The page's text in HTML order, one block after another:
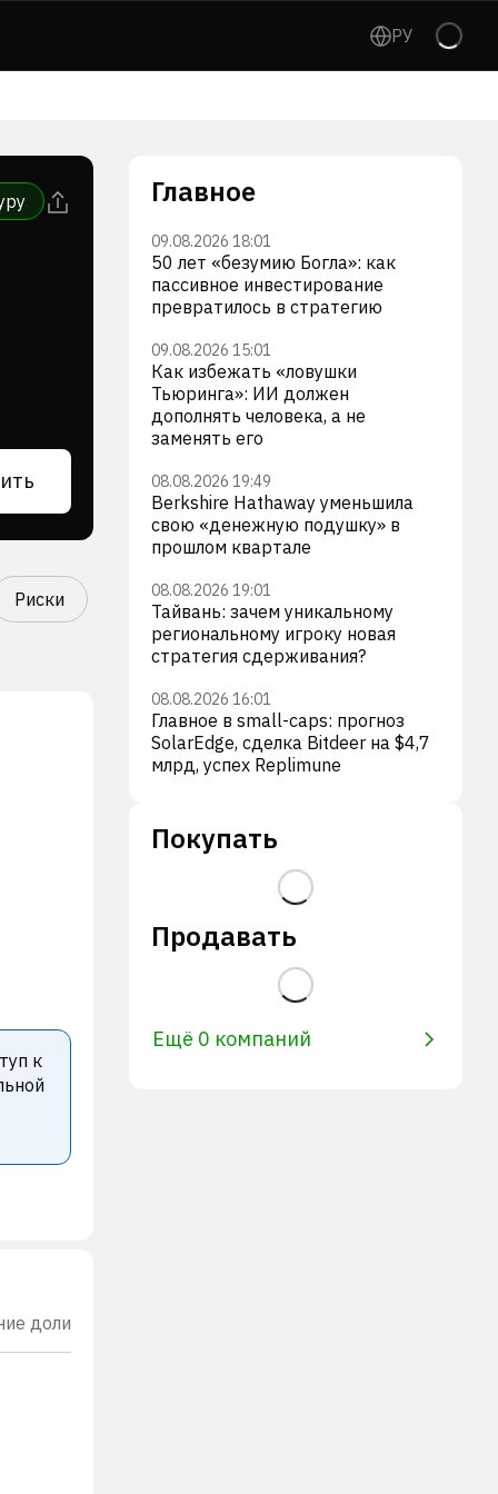
РУ
Риски
к
доли
Главное
09.08.2026 18:01
50 лет «безумию Богла»: как
пассивное инвестирование
превратилось в стратегию
09.08.2026 15:01
Как избежать «ловушки
Тьюринга»: ИИ должен
дополнять человека, а не
заменять его
08.08.2026 19:49
Berkshire Hathaway уменьшила
свою «денежную подушку» в
прошлом квартале
08.08.2026 19:01
Тайвань: зачем уникальному
региональному игроку новая
стратегия сдерживания?
08.08.2026 16:01
Главное в small-caps: прогноз
SolarEdge, сделка Bitdeer на $4,7
млрд, успех Replimune
Покупать
Продавать
Ещё 0 компаний